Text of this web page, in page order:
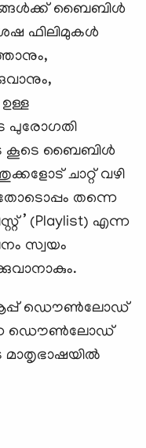
ബൈബിൾ
ഫിലിമുകൾ
പുരോഗതി
കൂടെ ബൈബിൾ
ചാറ്റ് വഴി
തന്നെ
(Playlist) എന്ന
സ്വയം
ആപ്പ് ഡൌൺലോഡ്
തന്നെ ഡൌൺലോഡ്
മാതൃഭാഷയിൽ